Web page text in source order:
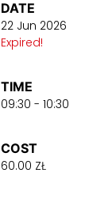
DATE
22 Jun 2026
Expired!
TIME
09:30 - 10:30
COST
60.00 ZŁ